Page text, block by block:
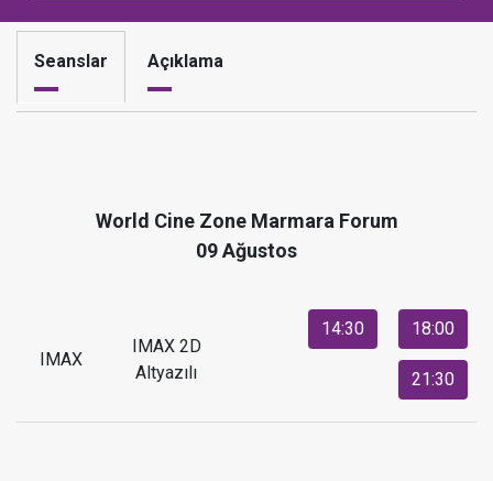
Seanslar Açıklama
World Cine Zone Marmara Forum
09 Ağustos
IMAX
IMAX 2D
Altyazılı
14:30 18:00
21:30